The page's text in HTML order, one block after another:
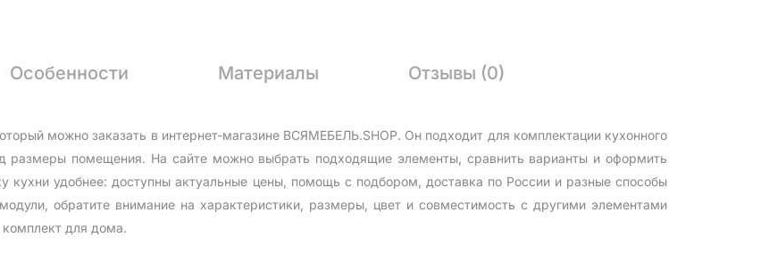
Особенности Материалы Отзывы (0)
можно заказать в интернет-магазине ВСЯМЕБЕЛЬ.SHOP. Он подходит для комплектации кухонного
размеры помещения. На сайте можно выбрать подходящие элементы, сравнить варианты и оформить
кухни удобнее: доступны актуальные цены, помощь с подбором, доставка по России и разные способы
обратите внимание на характеристики, размеры, цвет и совместимость с другими элементами
для дома.